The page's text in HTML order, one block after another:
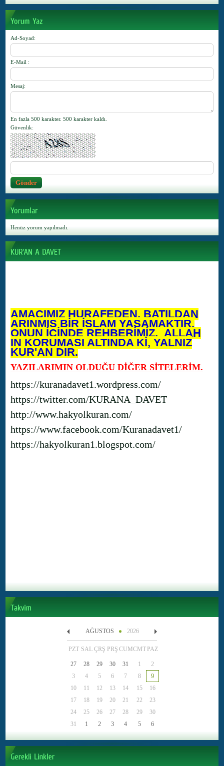
AMACIMIZ HURAFEDEN, BATILDAN
ARINMIŞ BİR İSLAM YAŞAMAKTIR.
ONUN İÇİNDE REHBERİMİZ, ALLAH
IN KORUMASI ALTINDA Kİ, YALNIZ
KUR'AN DIR.
YAZILARIMIN OLDUĞU DİĞER SİTELERİM.
https://kuranadavet1.wordpress.com/
https://twitter.com/KURANA_DAVET
http://www.hakyolkuran.com/
https://www.facebook.com/Kuranadavet1/
https://hakyolkuran1.blogspot.com/
Ad-Soyad:
E-Mail :
Mesaj:
En fazla 500 karakter. 500 karakter kaldı.
Güvenlik:
Henüz yorum yapılmadı.